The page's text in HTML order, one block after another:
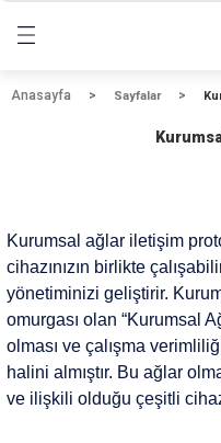
Anasayfa Sayfalar
Kurumsal ağlar iletişim
cihazınızın birlikte
yönetiminizi geliştirir.
omurgası olan “Kurumsal
olması ve çalışma
halini almıştır. Bu ağlar
ve ilişkili olduğu çeşitli